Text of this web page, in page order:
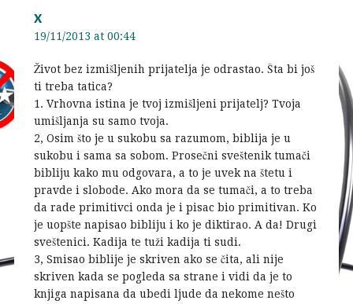
X
19/11/2013 at 00:44
Život bez izmišljenih prijatelja je odrastao. Šta bi još
ti treba tatica?
1. Vrhovna istina je tvoj izmišljeni prijatelj? Tvoja
umišljanja su samo tvoja.
2, Osim što je u sukobu sa razumom, biblija je u
sukobu i sama sa sobom. Prosečni sveštenik tumači
bibliju kako mu odgovara, a to je uvek na štetu i
pravde i slobode. Ako mora da se tumači, a to treba
da rade primitivci onda je i pisac bio primitivan. Ko
je uopšte napisao bibliju i ko je diktirao. A da! Drugi
sveštenici. Kadija te tuži kadija ti sudi.
3, Smisao biblije je skriven ako se čita, ali nije
skriven kada se pogleda sa strane i vidi da je to
knjiga napisana da ubedi ljude da nekome nešto